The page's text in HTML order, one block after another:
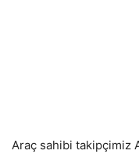
Araç sahibi takipçimiz